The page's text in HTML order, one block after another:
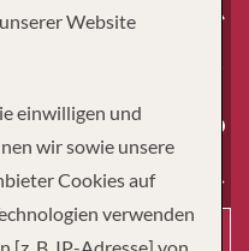
Website
einwilligen und
wir sowie unsere
Cookies auf
verwenden